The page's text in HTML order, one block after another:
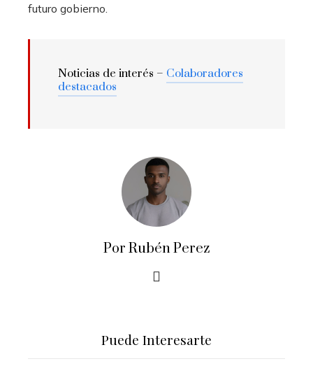
futuro gobierno.
Noticias de interés – Colaboradores
destacados
Por Rubén Perez
Puede Interesarte